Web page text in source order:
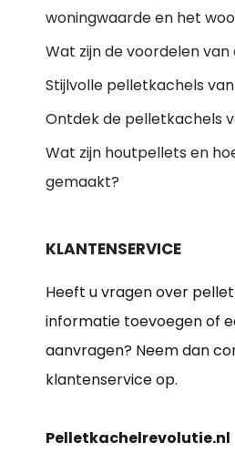
woningwaarde en het
Wat zijn de voordelen
Stijlvolle pelletkachels
Ontdek de pelletkachels
Wat zijn houtpellets en
gemaakt?
KLANTENSERVICE
Heeft u vragen over
informatie toevoegen of
aanvragen? Neem dan
klantenservice op.
Pelletkachelrevolutie.nl